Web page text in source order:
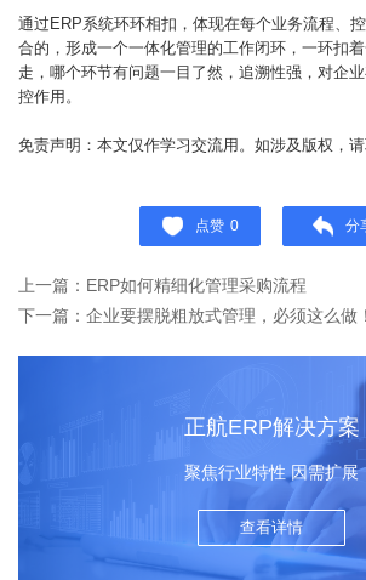
通过ERP系统环环相扣，体现在每个业务流程、
合的，形成一个一体化管理的工作闭环，一环扣
走，哪个环节有问题一目了然，追溯性强，对企
控作用。
免责声明：本文仅作学习交流用。如涉及版权，请
点赞 0 分
上一篇：ERP如何精细化管理采购流程
下一篇：企业要摆脱粗放式管理，必须这么做！
正航ERP解决方案
聚焦行业特性 因需扩展
查看详情